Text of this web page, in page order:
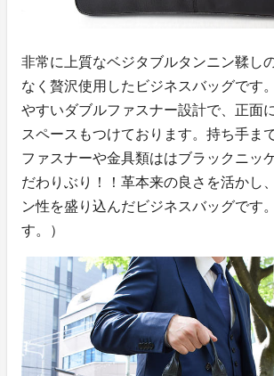
非常に上質なベジタブルタンニン鞣し
なく贅沢使用したビジネスバッグです
やすいダブルファスナー設計で、正面
スペースもつけております。持ち手ま
ファスナーや金具類ははブラックニッ
だわりぶり！！革本来の良さを活かし
ン性を盛り込んだビジネスバッグです
す。）